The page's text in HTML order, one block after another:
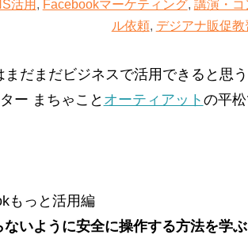
活用 , Facebookマーケティング, 講演・コ
ル依頼, デジアナ販促教
だまだビジネスで活用できると思
ー まちゃこと オーティアット の平
もっと活用編
いように安全に操作する方法を学